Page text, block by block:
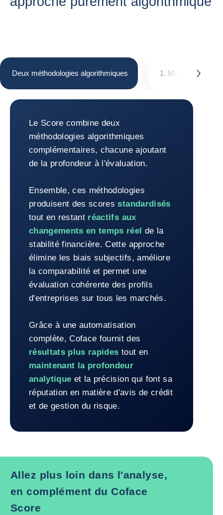
Deux méthodologies algorithmiques 1. Modèle
button.next
Deux méthodologies algorithmiques
Le Score combine deux
méthodologies algorithmiques
complémentaires, chacune ajoutant
de la profondeur à l'évaluation.
Ensemble, ces méthodologies
produisent des scoresstandardisés
tout en restant réactifs aux
changements en temps réel de la
stabilité financière. Cette approche
élimine les biais subjectifs, améliore
la comparabilité et permet une
évaluation cohérente des profils
d'entreprises sur tous les marchés.
Grâce à une automatisation
complète, Coface fournit des
résultats plus rapides tout en
maintenant la profondeur
analytique et la précision qui font sa
réputation en matière d'avis de crédit
et de gestion du risque.
Allez plus loin dans l'analyse,
en complément du Coface
Score